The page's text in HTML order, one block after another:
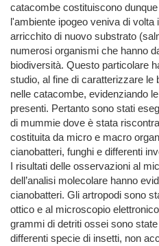
catacombe costituiscono
l'ambiente ipogeo veniva di
arricchito di nuovo substrato
numerosi organismi che hanno
biodiversità. Questo particolare
studio, al fine di caratterizzare le
nelle catacombe, evidenziando
presenti. Pertanto sono stati
di mummie dove è stata
costituita da micro e macro
cianobatteri, funghi e differenti
I risultati delle osservazioni al
dell’analisi molecolare hanno
cianobatteri. Gli artropodi sono
ottico e al microscopio
grammi di detriti ossei sono
differenti specie di insetti, non